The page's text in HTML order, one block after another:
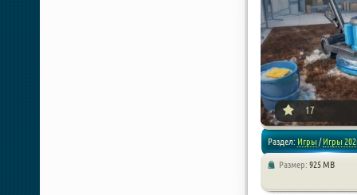
17
Раздел: Игры/Игры
Размер: 925 MB